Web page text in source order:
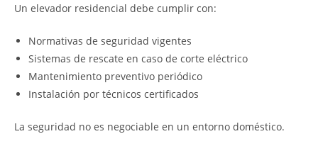
Un elevador residencial debe cumplir con:
Normativas de seguridad vigentes
Sistemas de rescate en caso de corte eléctrico
Mantenimiento preventivo periódico
Instalación por técnicos certificados
La seguridad no es negociable en un entorno doméstico.